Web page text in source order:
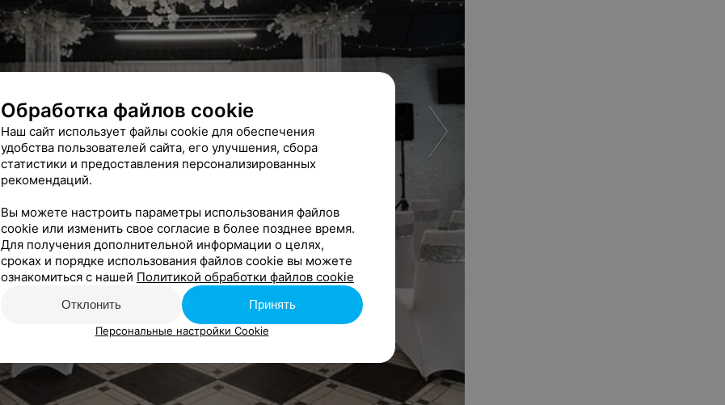
Обработка файлов cookie
Наш сайт использует файлы cookie для обеспечения
удобства пользователей сайта, его улучшения, сбора
статистики и предоставления персонализированных
рекомендаций.
Вы можете настроить параметры использования файлов
cookie или изменить свое согласие в более позднее время.
Для получения дополнительной информации о целях,
сроках и порядке использования файлов cookie вы можете
ознакомиться с нашей Политикой обработки файлов cookie
Отклонить Принять
Персональные настройки Cookie